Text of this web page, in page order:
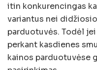
itin konkurencingas
variantus nei
parduotuvės. Todėl
perkant kasdienes
kainos parduotuvėse